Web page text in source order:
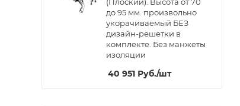
до 95 мм. произвольно
укорачиваемый БЕЗ
дизайн-решетки в
комплекте. Без манжеты
изоляции
40 951 Руб./шт